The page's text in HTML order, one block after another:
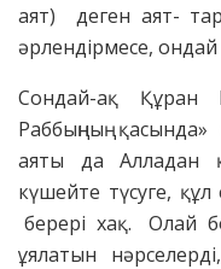
аят) деген аят-
әрлендірмесе, ондай
Сондай-ақ Құран
Раббыңның
аяты да Алладан
күшейте түсуге,
берері хақ. Олай
ұялатын